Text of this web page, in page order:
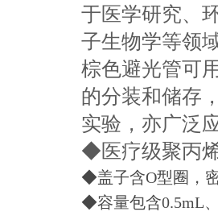
于医学研究、
子生物学等领
棕色避光管可
的分装和储存
实验，亦广泛
◆医疗级聚丙
◆盖子含O型圈，
◆容量包含0.5mL